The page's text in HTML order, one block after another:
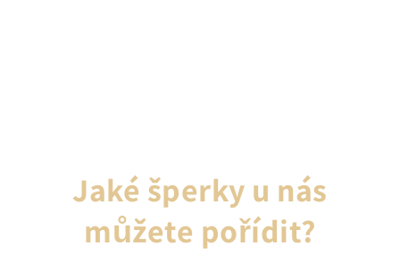
Jaké šperky u nás
můžete pořídit?